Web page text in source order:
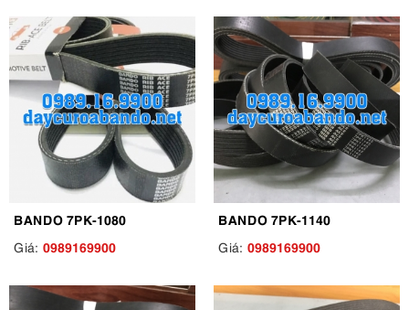
BANDO 7PK-1080
Giá: 0989169900
BANDO 7PK-1140
Giá: 0989169900